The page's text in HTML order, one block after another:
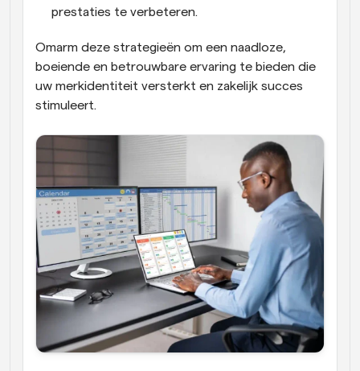
prestaties te verbeteren.
Omarm deze strategieën om een naadloze,
boeiende en betrouwbare ervaring te bieden die
uw merkidentiteit versterkt en zakelijk succes
stimuleert.